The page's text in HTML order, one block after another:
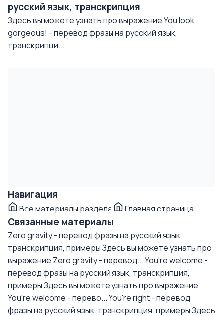
русский язык, транскрипция
Здесь вы можете узнать про выражение You look
gorgeous! - перевод фразы на русский язык,
транскрипци...
Навигация
Все материалы раздела Главная страница
Связанные материалы
Zero gravity - перевод фразы на русский язык,
транскрипция, примерыЗдесь вы можете узнать про
выражение Zero gravity - перевод...You're welcome -
перевод фразы на русский язык, транскрипция,
примерыЗдесь вы можете узнать про выражение
You're welcome - перево...You're right - перевод
фразы на русский язык, транскрипция, примерыЗдесь